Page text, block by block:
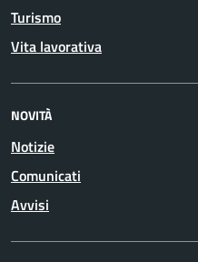
Turismo
Vita lavorativa
NOVITÀ
Notizie
Comunicati
Avvisi